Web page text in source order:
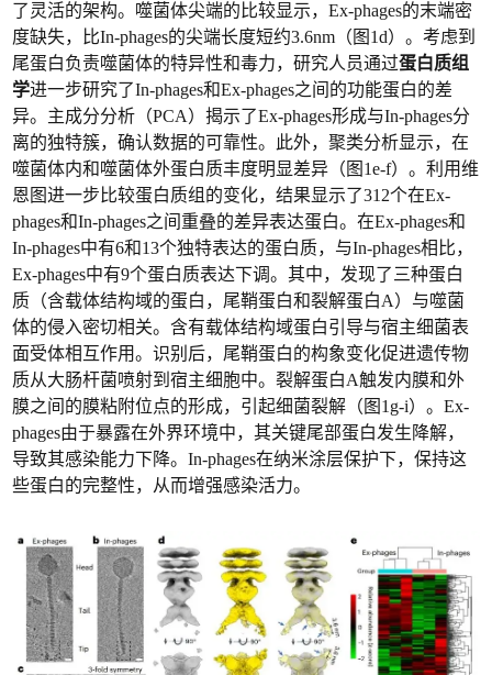
了灵活的架构。噬菌体尖端的比较显示，Ex-phages的末端密
度缺失，比In-phages的尖端长度短约3.6nm（图1d）。考虑到
尾蛋白负责噬菌体的特异性和毒力，研究人员通过蛋白质组
学进一步研究了In-phages和Ex-phages之间的功能蛋白的差
异。主成分分析（PCA）揭示了Ex-phages形成与In-phages分
离的独特簇，确认数据的可靠性。此外，聚类分析显示，在
噬菌体内和噬菌体外蛋白质丰度明显差异（图1e-f）。利用维
恩图进一步比较蛋白质组的变化，结果显示了312个在Ex-
phages和In-phages之间重叠的差异表达蛋白。在Ex-phages和
In-phages中有6和13个独特表达的蛋白质，与In-phages相比，
Ex-phages中有9个蛋白质表达下调。其中，发现了三种蛋白
质（含载体结构域的蛋白，尾鞘蛋白和裂解蛋白A）与噬菌
体的侵入密切相关。含有载体结构域蛋白引导与宿主细菌表
面受体相互作用。识别后，尾鞘蛋白的构象变化促进遗传物
质从大肠杆菌喷射到宿主细胞中。裂解蛋白A触发内膜和外
膜之间的膜粘附位点的形成，引起细菌裂解（图1g-i）。Ex-
phages由于暴露在外界环境中，其关键尾部蛋白发生降解，
导致其感染能力下降。In-phages在纳米涂层保护下，保持这
些蛋白的完整性，从而增强感染活力。